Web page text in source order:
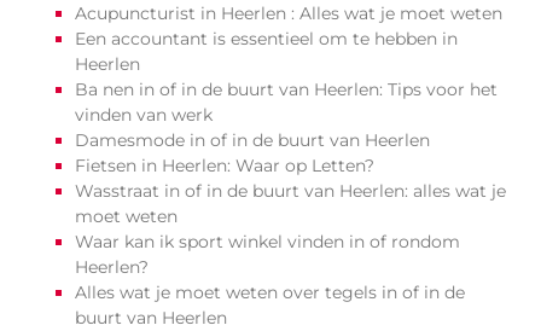
Acupuncturist in Heerlen : Alles wat je moet weten
Een accountant is essentieel om te hebben in
Heerlen
Ba nen in of in de buurt van Heerlen: Tips voor het
vinden van werk
Damesmode in of in de buurt van Heerlen
Fietsen in Heerlen: Waar op Letten?
Wasstraat in of in de buurt van Heerlen: alles wat je
moet weten
Waar kan ik sport winkel vinden in of rondom
Heerlen?
Alles wat je moet weten over tegels in of in de
buurt van Heerlen